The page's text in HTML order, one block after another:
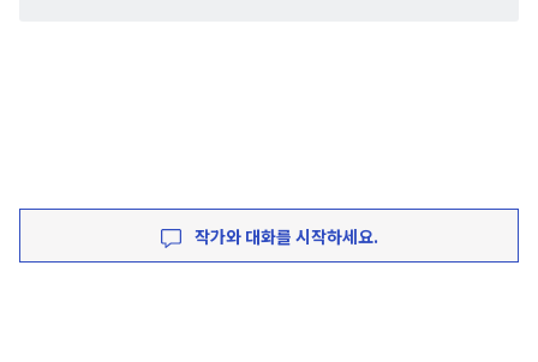
작가와 대화를 시작하세요.